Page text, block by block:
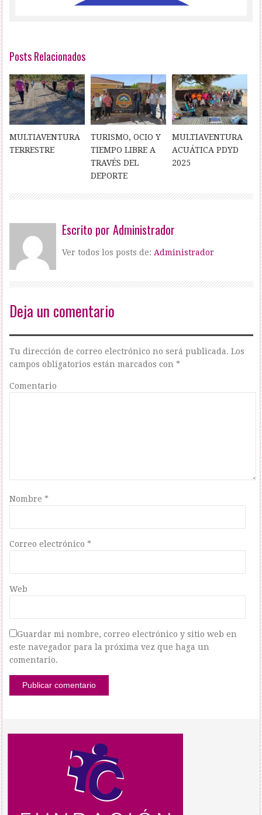
Posts Relacionados
MULTIAVENTURA
TERRESTRE
TURISMO, OCIO Y
TIEMPO LIBRE A
TRAVÉS DEL
DEPORTE
MULTIAVENTURA
ACUÁTICA PDYD
2025
Escrito porAdministrador
Ver todos los posts de: Administrador
Deja un comentario
Tu dirección de correo electrónico no será publicada. Los
campos obligatorios están marcados con*
Comentario
Nombre*
Correo electrónico*
Web
Guardar mi nombre, correo electrónico y sitio web en
este navegador para la próxima vez que haga un
comentario.